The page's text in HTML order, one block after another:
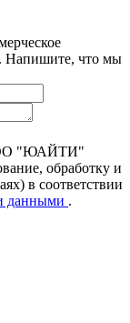
Напишите, что мы
"ЮАЙТИ"
обработку и
в соответствии
данными .